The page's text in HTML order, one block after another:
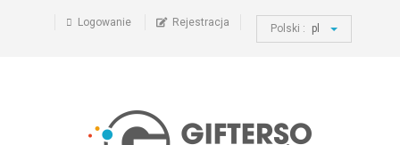
Logowanie Rejestracja Polski : pl